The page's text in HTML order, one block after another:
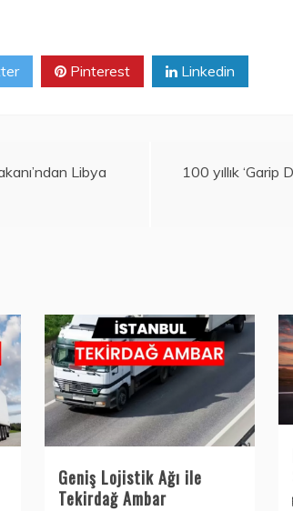
Pinterest Linkedin
Libya
100 yıllık ‘Garip
Geniş Lojistik Ağı ile
Tekirdağ Ambar